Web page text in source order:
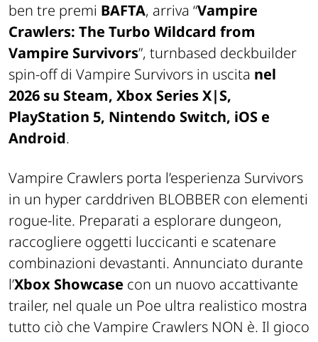
ben tre premi BAFTA, arriva “Vampire
Crawlers: The Turbo Wildcard from
Vampire Survivors”, turnbased deckbuilder
spin-off di Vampire Survivors in uscita nel
2026 su Steam, Xbox Series X|S,
PlayStation 5, Nintendo Switch, iOS e
Android.
Vampire Crawlers porta l’esperienza Survivors
in un hyper carddriven BLOBBER con elementi
rogue-lite. Preparati a esplorare dungeon,
raccogliere oggetti luccicanti e scatenare
combinazioni devastanti. Annunciato durante
l’Xbox Showcase con un nuovo accattivante
trailer, nel quale un Poe ultra realistico mostra
tutto ciò che Vampire Crawlers NON è. Il gioco